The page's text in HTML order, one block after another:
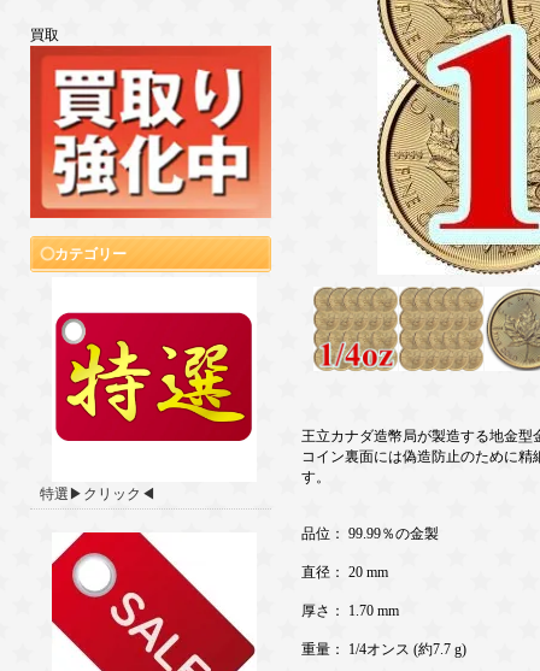
買取
カテゴリー
特選▶クリック◀
王立カナダ造幣局が製造する地金型
コイン裏面には偽造防止のために
す。
品位： 99.99％の金製
直径： 20 mm
厚さ： 1.70 mm
重量： 1/4オンス (約7.7 g)